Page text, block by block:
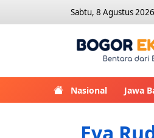
Sabtu, 8 Agustus
Nasional Jawa